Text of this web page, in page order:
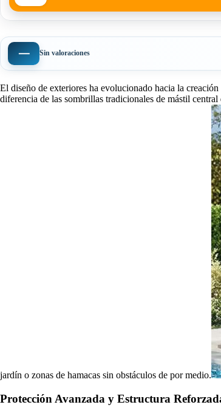
— Sin valoraciones
El diseño de exteriores ha evolucionado hacia la
diferencia de las sombrillas tradicionales de mástil
jardín o zonas de hamacas sin obstáculos de por medio.
Protección Avanzada y Estructura